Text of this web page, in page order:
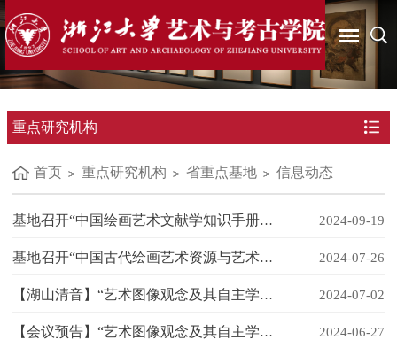
重点研究机构
首页 重点研究机构 省重点基地 信息动态
基地召开“中国绘画艺术文献学知识手册”项目开题会 2024-09-19
基地召开“中国古代绘画艺术资源与艺术图像学建设”创新团队建设规划和知识手册编研方案专家论证会 2024-07-26
【湖山清音】“艺术图像观念及其自主学术体系建构”学术研讨会圆满举行 2024-07-02
【会议预告】“艺术图像观念及其自主学术体系建构”学术研讨会 2024-06-27